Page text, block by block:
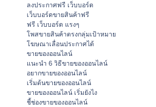
ลงประกาศฟรี เว็บบอร์ด
เว็บบอร์ดขายสินค้าฟรี
ฟรี เว็บบอร์ด แรงๆ
โพสขายสินค้าตรงกลุ่มเป้าหมาย
โฆษณาเลื่อนประกาศได้
ขายของออนไลน์
แนะนำ 6 วิธีขายของออนไลน์
อยากขายของออนไลน์
เริ่มต้นขายของออนไลน์
ขายของออนไลน์ เริ่มยังไง
ชี้ช่องขายของออนไลน์